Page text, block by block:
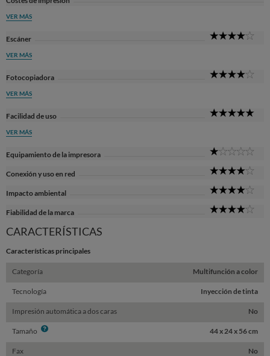
VER MÁS
Escáner
VER MÁS
Fotocopiadora
VER MÁS
Facilidad de uso
VER MÁS
Equipamiento de la impresora
Conexión y uso en red
Impacto ambiental
Fiabilidad de la marca
CARACTERÍSTICAS
Características principales
Categoría Multifunción a color
Tecnología Inyección de tinta
Impresión automática a dos caras No
Tamaño Info 44 x 24 x 56 cm
Fax No